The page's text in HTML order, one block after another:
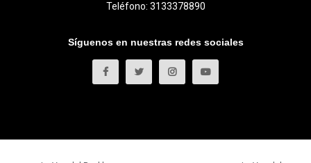
Teléfono: 3133378890
Síguenos en nuestras redes sociales